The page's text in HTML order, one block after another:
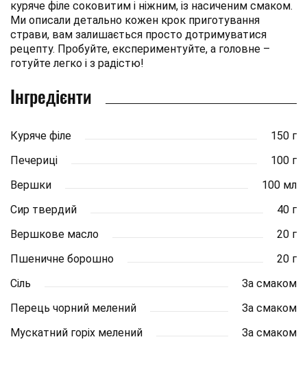
куряче філе соковитим і ніжним, із насиченим смаком.
Ми описали детально кожен крок приготування
страви, вам залишається просто дотримуватися
рецепту. Пробуйте, експериментуйте, а головне –
готуйте легко і з радістю!
Інгредієнти
Куряче філе
150 г
Печериці
100 г
Вершки
100 мл
Сир твердий
40 г
Вершкове масло
20 г
Пшеничне борошно
20 г
Сіль
За смаком
Перець чорний мелений
За смаком
Мускатний горіх мелений
За смаком